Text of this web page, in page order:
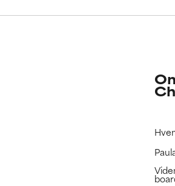
Vi har endnu ikke ratet denne
Vi har endnu ikke ratet denne